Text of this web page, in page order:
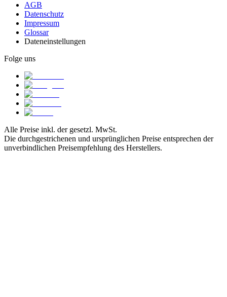
AGB
Datenschutz
Impressum
Glossar
Dateneinstellungen
Folge uns
Alle Preise inkl. der gesetzl. MwSt.
Die durchgestrichenen und ursprünglichen Preise entsprechen der
unverbindlichen Preisempfehlung des Herstellers.